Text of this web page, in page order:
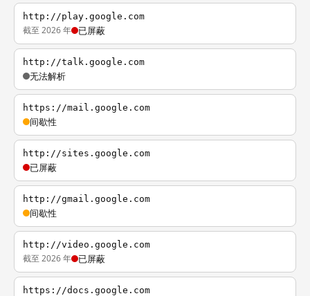
http://play.google.com
截至 2026 年 已屏蔽
http://talk.google.com
无法解析
https://mail.google.com
间歇性
http://sites.google.com
已屏蔽
http://gmail.google.com
间歇性
http://video.google.com
截至 2026 年 已屏蔽
https://docs.google.com